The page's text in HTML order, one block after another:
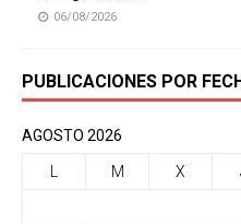
06/08/2026
PUBLICACIONES POR
AGOSTO 2026
M X